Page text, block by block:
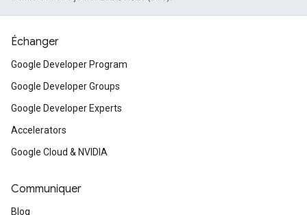
Échanger
Google Developer Program
Google Developer Groups
Google Developer Experts
Accelerators
Google Cloud & NVIDIA
Communiquer
Blog